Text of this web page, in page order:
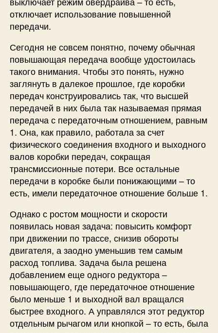
отключает использование повышенной
передачи.
Сегодня не совсем понятно, почему обычная
повышающая передача вообще удостоилась
такого внимания. Чтобы это понять, нужно
заглянуть в далекое прошлое, где коробки
передач конструировались так, что высшей
передачей в них была так называемая прямая
передача с передаточным отношением, равным
1. Она, как правило, работала за счет
физического соединения входного и выходного
валов коробки передач, сокращая
трансмиссионные потери. Все остальные
передачи в коробке были понижающими – то
есть, имели передаточное отношение больше 1.
Однако с ростом мощности и скорости
появилась новая задача: повысить комфорт
при движении по трассе, снизив обороты
двигателя, а заодно уменьшив тем самым
расход топлива. Задача была решена
добавлением еще одного редуктора –
повышающего, где передаточное отношение
было меньше 1 и выходной вал вращался
быстрее входного. А управлялся этот редуктор
отдельным рычагом или кнопкой – то есть, была